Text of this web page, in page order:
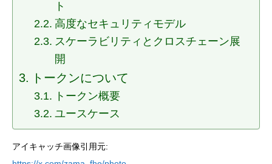
ト
高度なセキュリティモデル
スケーラビリティとクロスチェーン展
開
トークンについて
トークン概要
ユースケース
アイキャッチ画像引用元: